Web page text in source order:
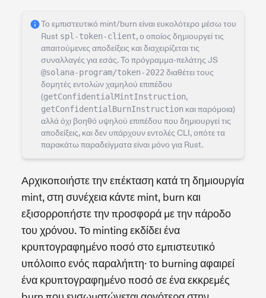
Το εμπιστευτικό mint/burn είναι ευκολότερο μέσω του
Rust spl-token-client, ο οποίος δημιουργεί τις
απαιτούμενες αποδείξεις και διαχειρίζεται τις
συναλλαγές για εσάς. Το πρόγραμμα-πελάτης JS
@solana-program/token-2022 διαθέτει τους
δομητές εντολών χαμηλού επιπέδου
(getConfidentialMintInstruction,
getConfidentialBurnInstruction και παρόμοια)
αλλά όχι βοηθό υψηλού επιπέδου που δημιουργεί τις
αποδείξεις, και δεν υπάρχουν εντολές CLI, οπότε τα
παρακάτω παραδείγματα είναι μόνο για Rust.
Αρχικοποιήστε την επέκταση κατά τη δημιουργία
mint, στη συνέχεια κάντε mint, burn και
εξισορροπήστε την προσφορά με την πάροδο
του χρόνου. Το minting εκδίδει ένα
κρυπτογραφημένο ποσό στο εμπιστευτικό
υπόλοιπο ενός παραλήπτη· το burning αφαιρεί
ένα κρυπτογραφημένο ποσό σε ένα εκκρεμές